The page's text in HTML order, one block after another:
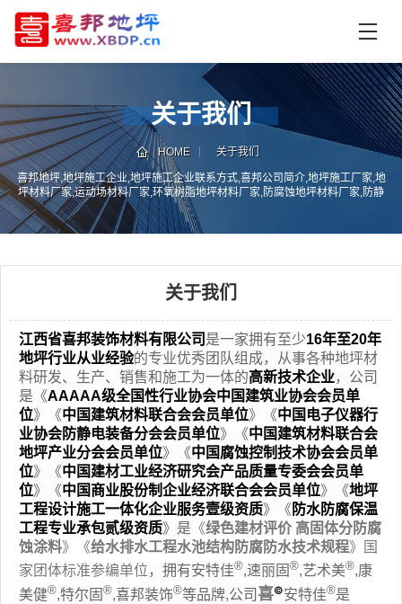
页
中
心
技
术
支
持
资
讯
中
工
系
我
们
话
咨
询
关于我们
HOME 关于我们
喜邦地坪,地坪施工企业,地坪施工企业联系方式,喜邦公司简介,地坪施工厂家,地
坪材料厂家,运动场材料厂家,环氧树脂地坪材料厂家,防腐蚀地坪材料厂家,防静
电地坪材料厂家,NFJ地坪材料厂家,磨石地坪施工厂家
关于我们
江西省喜邦装饰材料有限公司 是一家拥有至少16年至20年
地坪行业从业经验的专业优秀团队组成，从事各种地坪材
料研发、生产、销售和施工为一体的高新技术企业，公司
是《AAAAA级全国性行业协会中国建筑业协会会员单
位》《中国建筑材料联合会会员单位》《中国电子仪器行
业协会防静电装备分会会员单位》 《中国建筑材料联合会
地坪产业分会会员单位》 《中国腐蚀控制技术协会会员单
位》 《中国建材工业经济研究会产品质量专委会会员单
位》 《中国商业股份制企业经济联合会会员单位》 《地坪
工程设计施工一体化企业服务壹级资质》 《 防水防腐保温
工程专业承包贰级资质》是 《绿色建材评价 高固体分防腐
蚀涂料》《给水排水工程水池结构防腐防水技术规程》国
家团体标准参编单位 ， 拥有安特佳®,速丽固 ®,艺术美®,康
美健®,特尔固 ®,喜邦装饰®等品牌,公司 喜©安特佳®是